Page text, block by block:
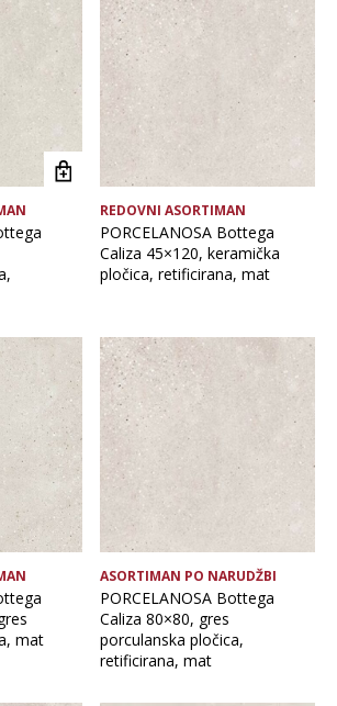
REDOVNI ASORTIMAN
PORCELANOSA Bottega
Caliza 45×120, keramička
pločica, retificirana, mat
mat
ASORTIMAN PO NARUDŽBI
PORCELANOSA Bottega
Caliza 80×80, gres
porculanska pločica,
retificirana, mat